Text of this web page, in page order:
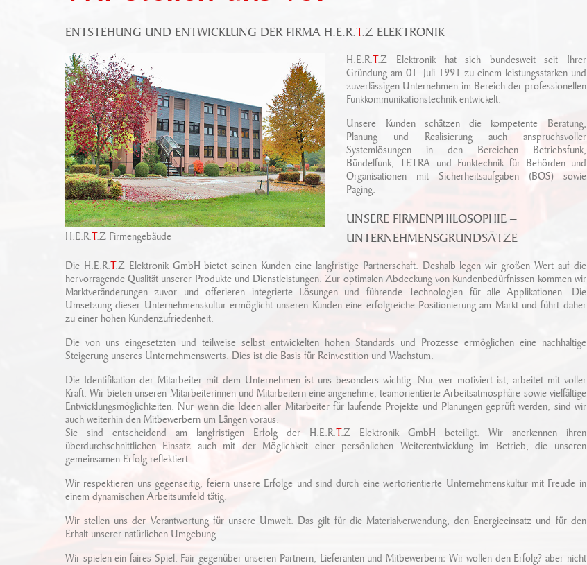
ENTSTEHUNG UND ENTWICKLUNG DER FIRMA H.E.R.T.Z ELEKTRONIK
H.E.R.T.Z Firmengebäude
H.E.R.T.Z Elektronik hat sich bundesweit seit Ihrer
Gründung am 01. Juli 1991 zu einem leistungsstarken und
zuverlässigen Unternehmen im Bereich der professionellen
Funkkommunikationstechnik entwickelt.
Unsere Kunden schätzen die kompetente Beratung,
Planung und Realisierung auch anspruchsvoller
Systemlösungen in den Bereichen Betriebsfunk,
Bündelfunk, TETRA und Funktechnik für Behörden und
Organisationen mit Sicherheitsaufgaben (BOS) sowie
Paging.
UNSERE FIRMENPHILOSOPHIE –
UNTERNEHMENSGRUNDSÄTZE
Die H.E.R.T.Z Elektronik GmbH bietet seinen Kunden eine langfristige Partnerschaft. Deshalb legen wir großen Wert auf die
hervorragende Qualität unserer Produkte und Dienstleistungen. Zur optimalen Abdeckung von Kundenbedürfnissen kommen wir
Marktveränderungen zuvor und offerieren integrierte Lösungen und führende Technologien für alle Applikationen. Die
Umsetzung dieser Unternehmenskultur ermöglicht unseren Kunden eine erfolgreiche Positionierung am Markt und führt daher
zu einer hohen Kundenzufriedenheit.
Die von uns eingesetzten und teilweise selbst entwickelten hohen Standards und Prozesse ermöglichen eine nachhaltige
Steigerung unseres Unternehmenswerts. Dies ist die Basis für Reinvestition und Wachstum.
Die Identifikation der Mitarbeiter mit dem Unternehmen ist uns besonders wichtig. Nur wer motiviert ist, arbeitet mit voller
Kraft. Wir bieten unseren Mitarbeiterinnen und Mitarbeitern eine angenehme, teamorientierte Arbeitsatmosphäre sowie vielfältige
Entwicklungsmöglichkeiten. Nur wenn die Ideen aller Mitarbeiter für laufende Projekte und Planungen geprüft werden, sind wir
auch weiterhin den Mitbewerbern um Längen voraus.
Sie sind entscheidend am langfristigen Erfolg der H.E.R.T.Z Elektronik GmbH beteiligt. Wir anerkennen ihren
überdurchschnittlichen Einsatz auch mit der Möglichkeit einer persönlichen Weiterentwicklung im Betrieb, die unseren
gemeinsamen Erfolg reflektiert.
Wir respektieren uns gegenseitig, feiern unsere Erfolge und sind durch eine wertorientierte Unternehmenskultur mit Freude in
einem dynamischen Arbeitsumfeld tätig.
Wir stellen uns der Verantwortung für unsere Umwelt. Das gilt für die Materialverwendung, den Energieeinsatz und für den
Erhalt unserer natürlichen Umgebung.
Wir spielen ein faires Spiel. Fair gegenüber unseren Partnern, Lieferanten und Mitbewerbern: Wir wollen den Erfolg? aber nicht